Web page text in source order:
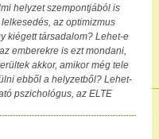
helyzet szempontjából is
az optimizmus
kiégett társadalom? Lehet-e
emberekre is ezt mondani,
akkor, amikor még tele
ebből a helyzetből? Lehet-
pszichológus, az ELTE